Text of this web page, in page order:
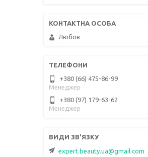
Любов
+380 (66) 475-86-99
Менеджер
+380 (97) 179-63-62
Менеджер
expert.beauty.ua@gmail.com